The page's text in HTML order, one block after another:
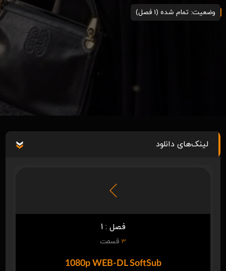
وضعیت: تمام شده (1 فصل)
لینک‌های دانلود
فصل : 1
3 قسمت
1080p WEB-DL SoftSub